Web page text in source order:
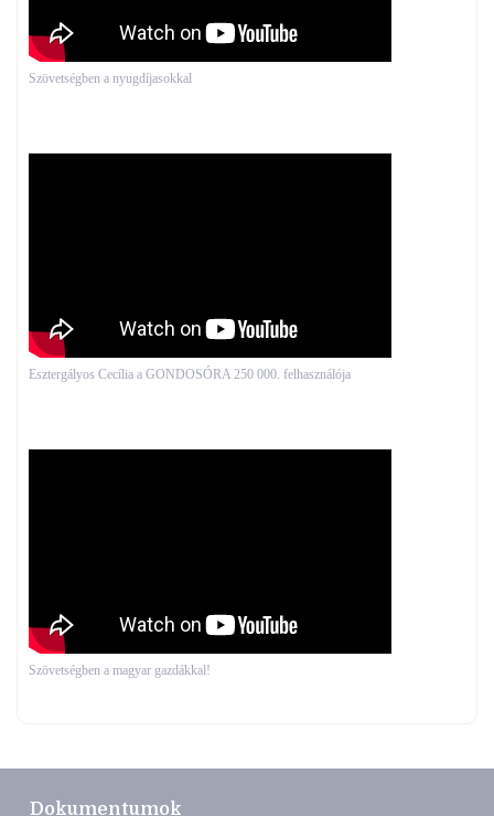
Szövetségben a nyugdíjasokkal
Esztergályos Cecília a GONDOSÓRA 250 000. felhasználója
Szövetségben a magyar gazdákkal!
Dokumentumok